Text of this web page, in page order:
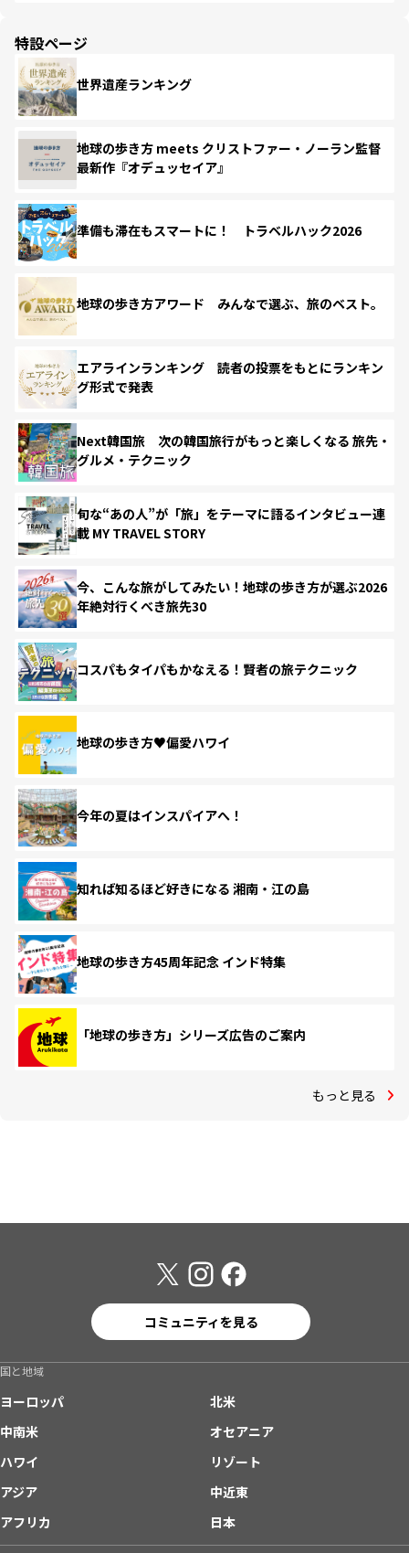
特設ページ
世界遺産ランキング
地球の歩き方 meets クリストファー・ノーラン監督
最新作『オデュッセイア』
準備も滞在もスマートに！ トラベルハック2026
地球の歩き方アワード みんなで選ぶ、旅のベスト。
エアラインランキング 読者の投票をもとにランキン
グ形式で発表
Next韓国旅 次の韓国旅行がもっと楽しくなる 旅先・
グルメ・テクニック
旬な“あの人”が「旅」をテーマに語るインタビュー連
載 MY TRAVEL STORY
今、こんな旅がしてみたい！地球の歩き方が選ぶ2026
年絶対行くべき旅先30
コスパもタイパもかなえる！賢者の旅テクニック
地球の歩き方♥偏愛ハワイ
今年の夏はインスパイアへ！
知れば知るほど好きになる 湘南・江の島
地球の歩き方45周年記念 インド特集
「地球の歩き方」シリーズ広告のご案内
もっと見る
コミュニティを見る
国と地域
ヨーロッパ
北米
中南米
オセアニア
ハワイ
リゾート
アジア
中近東
アフリカ
日本